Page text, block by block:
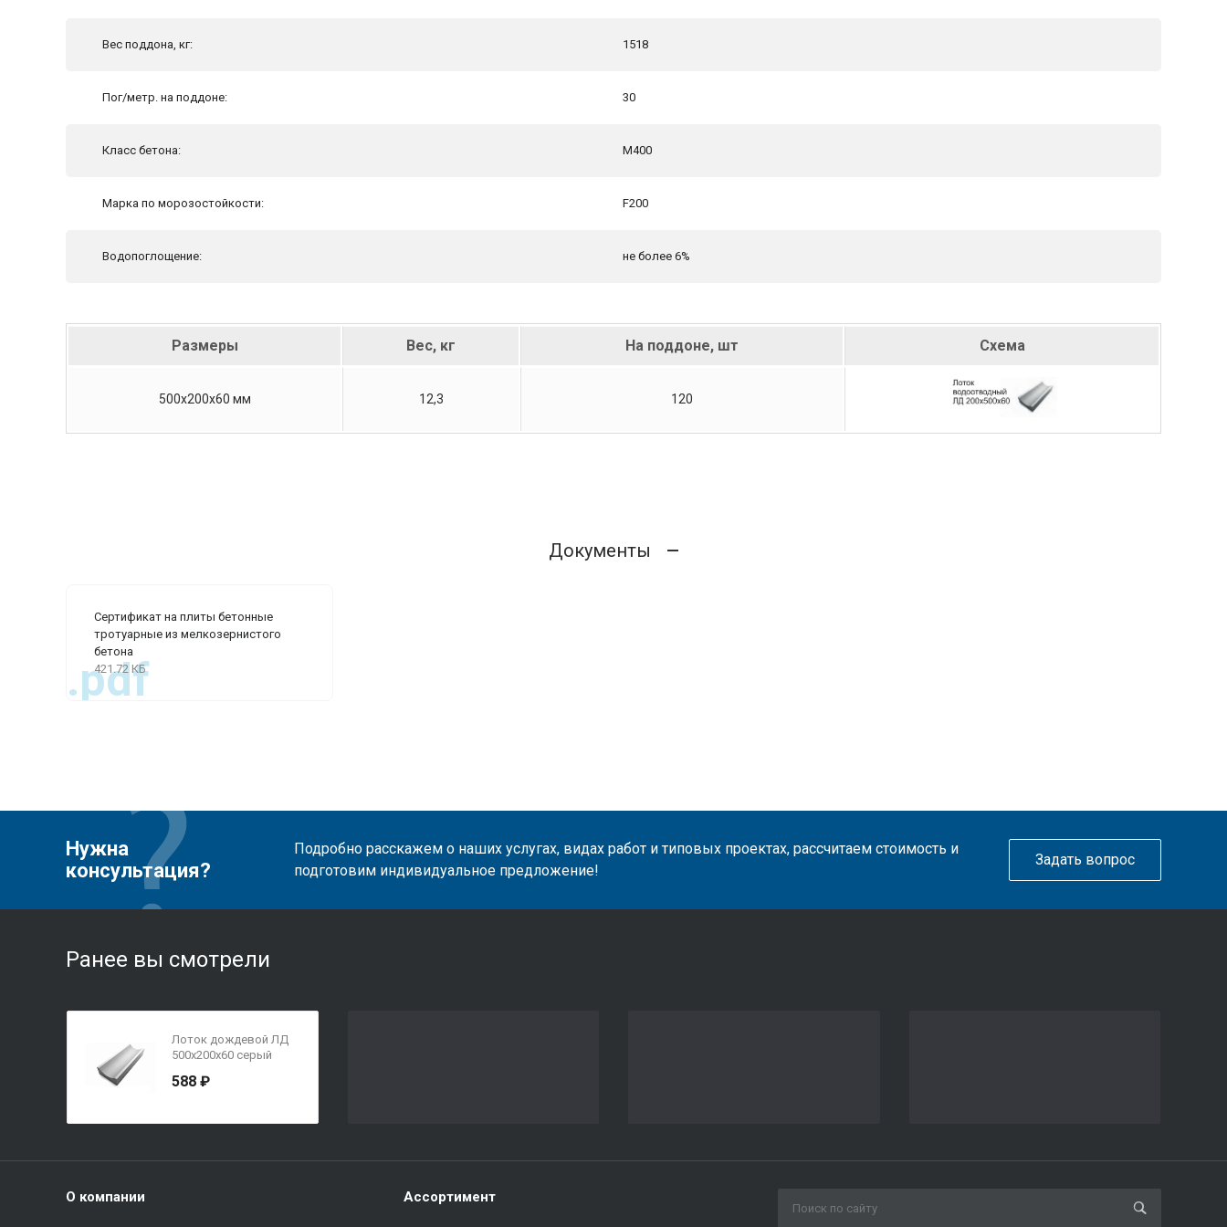
Вес поддона, кг: 1518
Пог/метр. на поддоне: 30
Класс бетона: М400
Марка по морозостойкости: F200
Водопоглощение: не более 6%
Размеры Вес, кг На поддоне, шт Схема
500x200x60 мм 12,3 120
Документы
Сертификат на плиты бетонные
тротуарные из мелкозернистого
бетона
421.72 КБ
.pdf
Нужна
консультация?
Подробно расскажем о наших услугах, видах работ и типовых проектах, рассчитаем стоимость и
подготовим индивидуальное предложение!
Задать вопрос
Ранее вы смотрели
Лоток дождевой ЛД
500x200x60 серый
588 ₽
О компании Ассортимент